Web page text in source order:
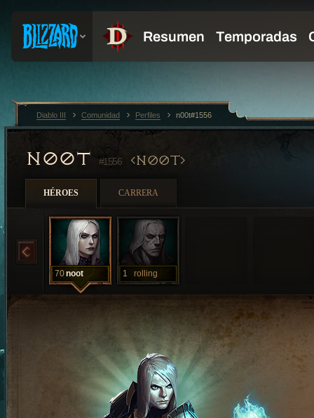
N00T#1556 N00T
HÉROES CARRERA
70noot 1 rolling
Diablo III Comunidad Perfiles n00t#1556